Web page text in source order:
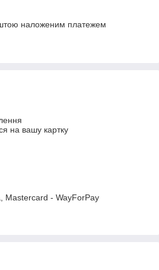
наложеним платежем
на вашу картку
Mastercard - WayForPay